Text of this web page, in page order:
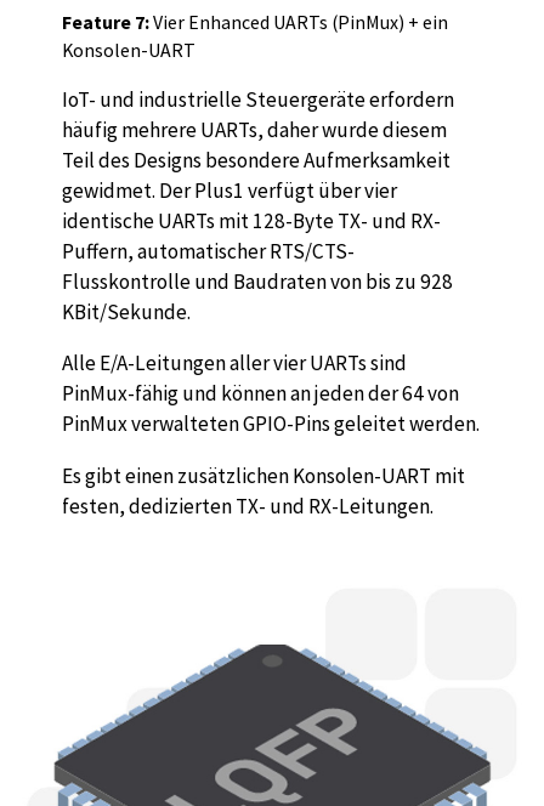
Feature 7:Vier Enhanced UARTs (PinMux) + ein
Konsolen-UART
IoT- und industrielle Steuergeräte erfordern
häufig mehrere UARTs, daher wurde diesem
Teil des Designs besondere Aufmerksamkeit
gewidmet. Der Plus1 verfügt über vier
identische UARTs mit 128-Byte TX- und RX-
Puffern, automatischer RTS/CTS-
Flusskontrolle und Baudraten von bis zu 928
KBit/Sekunde.
Alle E/A-Leitungen aller vier UARTs sind
PinMux-fähig und können an jeden der 64 von
PinMux verwalteten GPIO-Pins geleitet werden.
Es gibt einen zusätzlichen Konsolen-UART mit
festen, dedizierten TX- und RX-Leitungen.